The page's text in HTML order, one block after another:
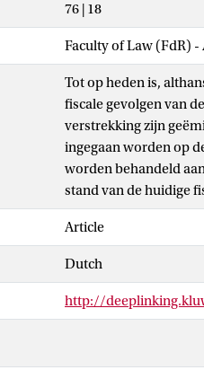
76 | 18
Faculty of Law (FdR)
Tot op heden is,
fiscale gevolgen van
verstrekking zijn
ingegaan worden op
worden behandeld
stand van de huidige
Article
Dutch
http://